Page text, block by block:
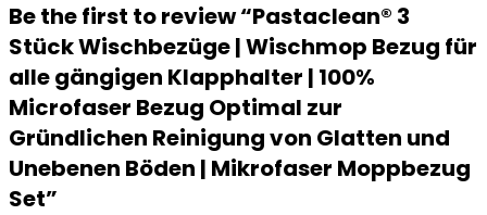
Be the first to review “Pastaclean® 3
Stück Wischbezüge | Wischmop Bezug für
alle gängigen Klapphalter | 100%
Microfaser Bezug Optimal zur
Gründlichen Reinigung von Glatten und
Unebenen Böden | Mikrofaser Moppbezug
Set”